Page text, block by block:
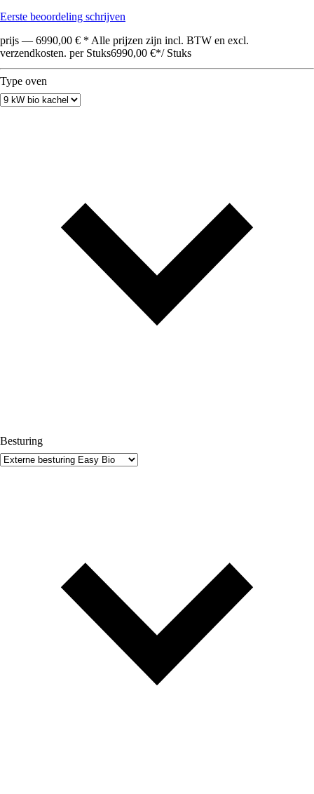
Eerste beoordeling schrijven
prijs — 6990,00 € * Alle prijzen zijn incl. BTW en excl.
verzendkosten. per Stuks6990,00 €*/ Stuks
Type oven
Besturing